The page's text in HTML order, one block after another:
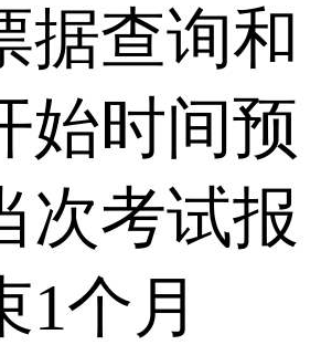
据查询和
始时间预
次考试报
1个月